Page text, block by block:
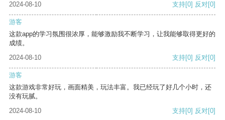
2024-08-10 支持[0] 反对[0]
游客
这款app的学习氛围很浓厚，能够激励我不断学习，让我能够取得更好的
成绩。
2024-08-10
支持[0] 反对[0]
游客
这款游戏非常好玩，画面精美，玩法丰富。我已经玩了好几个小时，还
没有玩腻。
2024-08-10
支持[0] 反对[0]